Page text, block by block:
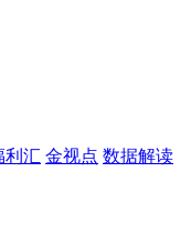
利汇 金视点 数据解读